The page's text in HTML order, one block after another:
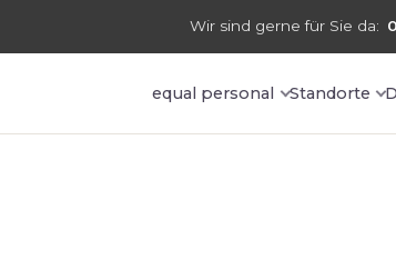
Wir sind gerne für Sie da:
equal personal Standorte